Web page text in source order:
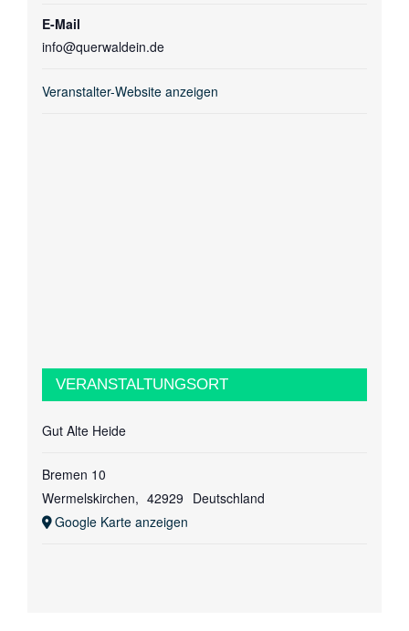
E-Mail
info@querwaldein.de
Veranstalter-Website anzeigen
VERANSTALTUNGSORT
Gut Alte Heide
Bremen 10
Wermelskirchen, 42929 Deutschland
Google Karte anzeigen